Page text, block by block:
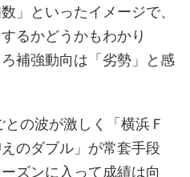
」といったイメージで、
るかどうかもわかり
補強動向は「劣勢」と感
の波が激しく「横浜Ｆ
のダブル」が常套手段
ズンに入って成績は向